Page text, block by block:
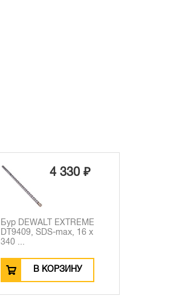
4 330 ₽
Бур DEWALT EXTREME
DT9409, SDS-max, 16 x
340 ...
В КОРЗИНУ